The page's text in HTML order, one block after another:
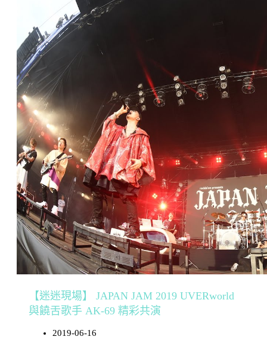
【迷迷現場】 JAPAN JAM 2019 UVERworld
與饒舌歌手 AK-69 精彩共演
2019-06-16